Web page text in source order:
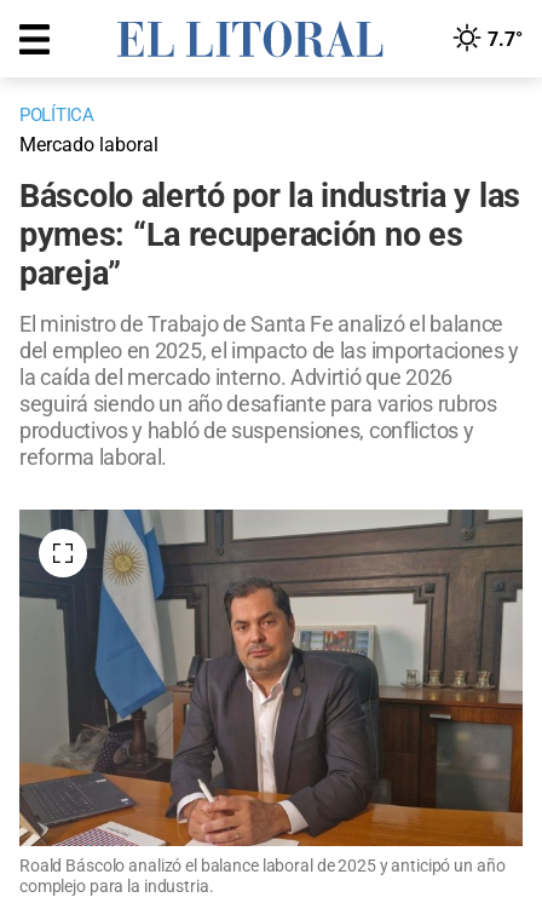
7.7°
POLÍTICA
Mercado laboral
Báscolo alertó por la industria y las
pymes: “La recuperación no es
pareja”
El ministro de Trabajo de Santa Fe analizó el balance
del empleo en 2025, el impacto de las importaciones y
la caída del mercado interno. Advirtió que 2026
seguirá siendo un año desafiante para varios rubros
productivos y habló de suspensiones, conflictos y
reforma laboral.
Roald Báscolo analizó el balance laboral de 2025 y anticipó un año
complejo para la industria.